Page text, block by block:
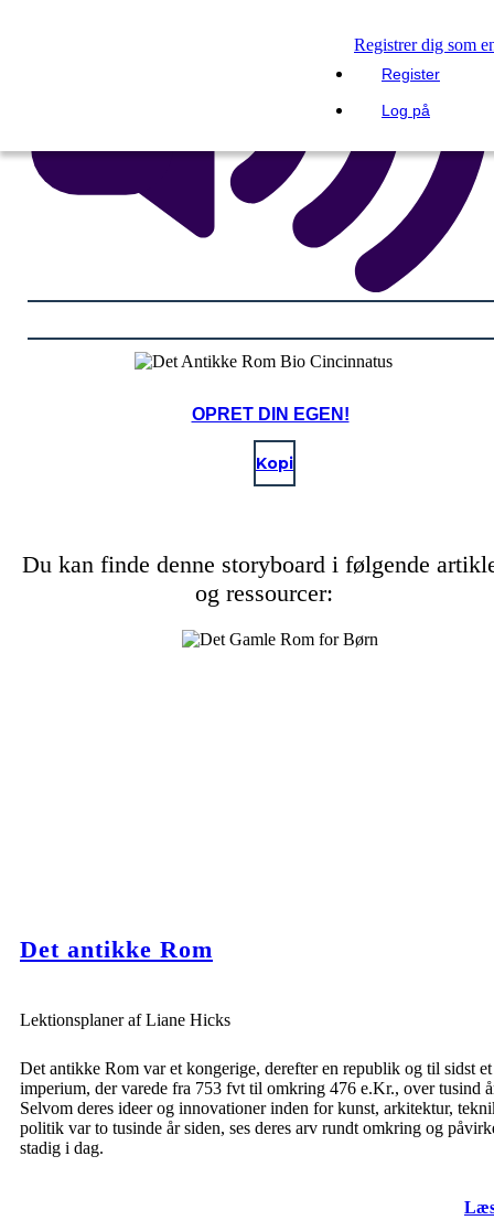
Registrer dig som
Register
Log på
OPRET DIN EGEN!
Kopi
Du kan finde denne storyboard i følgende
og ressourcer:
Det antikke Rom
Lektionsplaner af Liane Hicks
Det antikke Rom var et kongerige, derefter en republik og til sidst et
imperium, der varede fra 753 fvt til omkring 476 e.Kr., over tusind
Selvom deres ideer og innovationer inden for kunst, arkitektur,
politik var to tusinde år siden, ses deres arv rundt omkring og
stadig i dag.